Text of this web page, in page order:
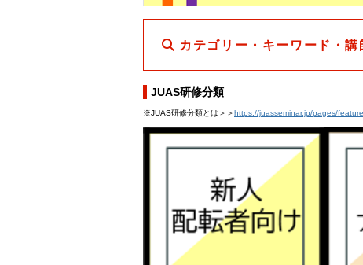
カテゴリー・キーワード・講
JUAS研修分類
※JUAS研修分類とは＞＞https://juasseminar.jp/pages/feature